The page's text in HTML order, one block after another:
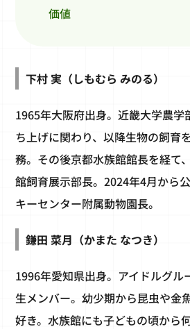
価値
下村 実（しもむら みのる）
1965年大阪府出身。近畿大学農学
ち上げに関わり、以降生物の飼育
務。その後京都水族館館長を経て
館飼育展示部長。2024年4月から
キーセンター附属動物園長。
鎌田 菜月（かまた なつき）
1996年愛知県出身。アイドルグル
生メンバー。幼少期から昆虫や金
好き。水族館にも子どもの頃から